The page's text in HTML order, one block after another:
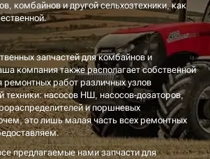
комбайнов и другой сельхозтехники, как
запчастей для комбайнов и
компания также располагает собственной
ремонтных работ различных узлов
техники: насосов НШ, насосов-дозаторов,
и поршневых
это лишь малая часть всех ремонтных
предлагаемые нами запчасти для